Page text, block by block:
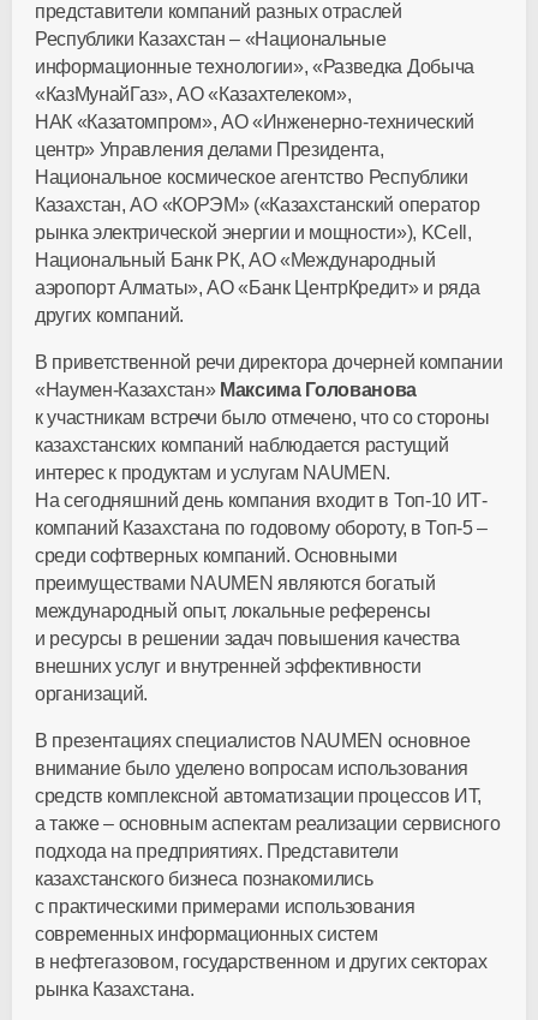
представители компаний разных отраслей
Республики Казахстан – «Национальные
информационные технологии», «Разведка Добыча
«КазМунайГаз», АО «Казахтелеком»,
НАК «Казатомпром», АО «Инженерно-технический
центр» Управления делами Президента,
Национальное космическое агентство Республики
Казахстан, АО «КОРЭМ» («Казахстанский оператор
рынка электрической энергии и мощности»), KCell,
Национальный Банк РК, АО «Международный
аэропорт Алматы», АО «Банк ЦентрКредит» и ряда
других компаний.
В приветственной речи директора дочерней компании
«Наумен-Казахстан» Максима Голованова
к участникам встречи было отмечено, что со стороны
казахстанских компаний наблюдается растущий
интерес к продуктам и услугам NAUMEN.
На сегодняшний день компания входит в Топ-10 ИТ-
компаний Казахстана по годовому обороту, в Топ-5 –
среди софтверных компаний. Основными
преимуществами NAUMEN являются богатый
международный опыт, локальные референсы
и ресурсы в решении задач повышения качества
внешних услуг и внутренней эффективности
организаций.
В презентациях специалистов NAUMEN основное
внимание было уделено вопросам использования
средств комплексной автоматизации процессов ИТ,
а также – основным аспектам реализации сервисного
подхода на предприятиях. Представители
казахстанского бизнеса познакомились
с практическими примерами использования
современных информационных систем
в нефтегазовом, государственном и других секторах
рынка Казахстана.